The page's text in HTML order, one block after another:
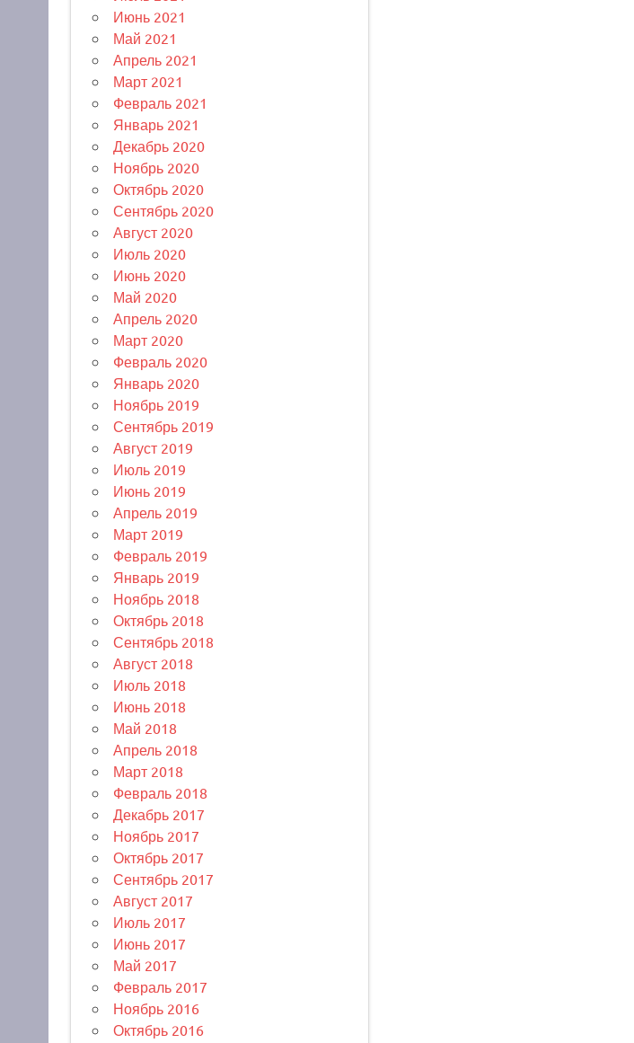
Июнь 2021
Май 2021
Апрель 2021
Март 2021
Февраль 2021
Январь 2021
Декабрь 2020
Ноябрь 2020
Октябрь 2020
Сентябрь 2020
Август 2020
Июль 2020
Июнь 2020
Май 2020
Апрель 2020
Март 2020
Февраль 2020
Январь 2020
Ноябрь 2019
Сентябрь 2019
Август 2019
Июль 2019
Июнь 2019
Апрель 2019
Март 2019
Февраль 2019
Январь 2019
Ноябрь 2018
Октябрь 2018
Сентябрь 2018
Август 2018
Июль 2018
Июнь 2018
Май 2018
Апрель 2018
Март 2018
Февраль 2018
Декабрь 2017
Ноябрь 2017
Октябрь 2017
Сентябрь 2017
Август 2017
Июль 2017
Июнь 2017
Май 2017
Февраль 2017
Ноябрь 2016
Октябрь 2016